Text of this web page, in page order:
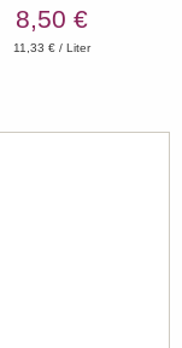
8,50 €
11,33 € / Liter